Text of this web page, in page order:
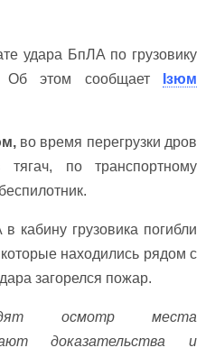
удара БпЛА по грузовику
Об этом сообщает
Ізюм
во время перегрузки дров
по транспортному
кабину грузовика погибли
находились рядом с
загорелся пожар.
осмотр места
доказательства и